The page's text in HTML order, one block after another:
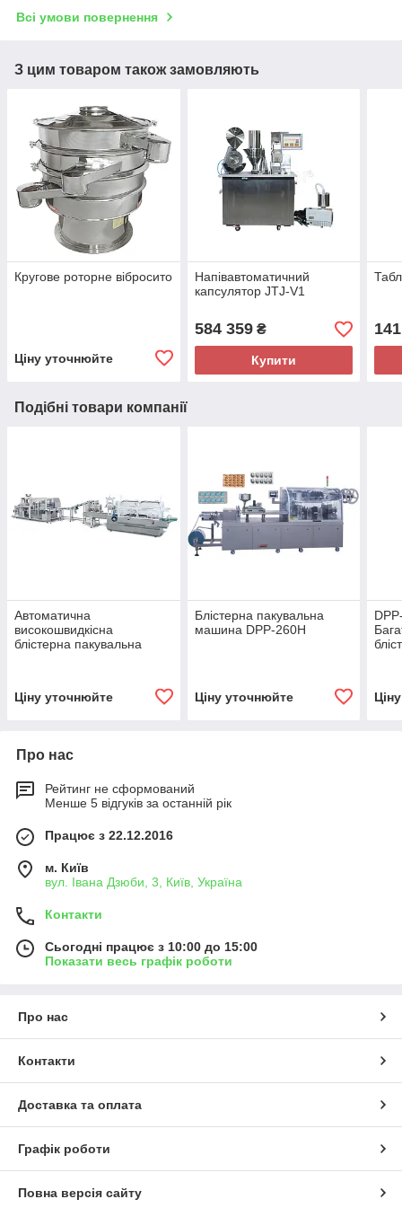
Всі умови повернення
З цим товаром також замовляють
Кругове роторне вібросито
Ціну уточнюйте
Напівавтоматичний
капсулятор JTJ-V1
584 359₴
Купити
Подібні товари компанії
Автоматична
високошвидкісна
блістерна пакувальна
Ціну уточнюйте
Блістерна пакувальна
машина DPP-260H
Ціну уточнюйте
Про нас
Рейтинг не сформований
Менше 5 відгуків за останній рік
Працює з 22.12.2016
м. Київ
вул. Івана Дзюби, 3, Київ, Україна
Контакти
Сьогодні працює з 10:00 до 15:00
Показати весь графік роботи
Про нас
Контакти
Доставка та оплата
Графік роботи
Повна версія сайту